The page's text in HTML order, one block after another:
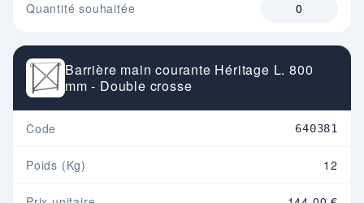
Quantité souhaitée
Barrière main courante Héritage L. 800
mm - Double crosse
Code 640381
Poids (Kg) 12